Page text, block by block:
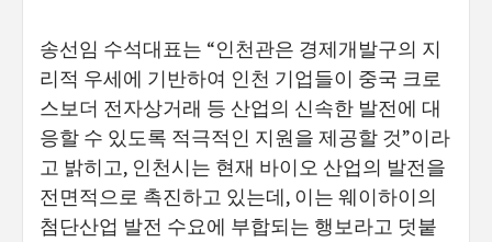
송선임 수석대표는 “인천관은 경제개발구의 지
리적 우세에 기반하여 인천 기업들이 중국 크로
스보더 전자상거래 등 산업의 신속한 발전에 대
응할 수 있도록 적극적인 지원을 제공할 것”이라
고 밝히고, 인천시는 현재 바이오 산업의 발전을
전면적으로 촉진하고 있는데, 이는 웨이하이의
첨단산업 발전 수요에 부합되는 행보라고 덧붙